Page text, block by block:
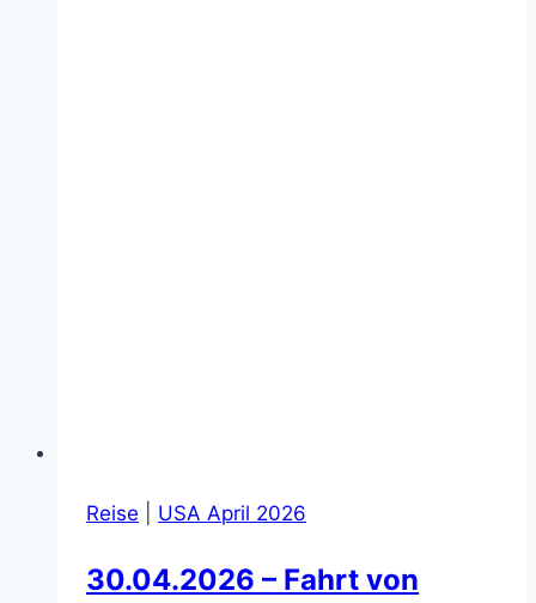
Reise USA April 2026
30.04.2026 – Fahrt von